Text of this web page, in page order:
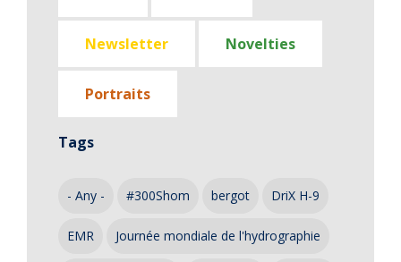
Newsletter Novelties
Portraits
Tags
- Any - #300Shom bergot DriX H-9
EMR Journée mondiale de l'hydrographie